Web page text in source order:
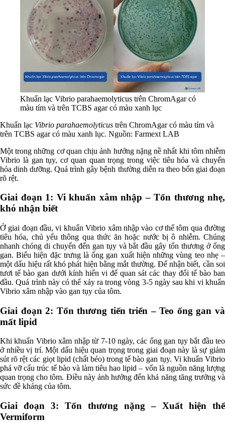
Khuẩn lạc Vibrio parahaemolyticus trên ChromAgar có
màu tím và trên TCBS agar có màu xanh lục
Khuẩn lạc Vibrio parahaemolyticus trên ChromAgar có màu tím và
trên TCBS agar có màu xanh lục. Nguồn: Farmext LAB
Một trong những cơ quan chịu ảnh hưởng nặng nề nhất khi tôm nhiễm
Vibrio là gan tụy, cơ quan quan trọng trong việc tiêu hóa và chuyển
hóa dinh dưỡng. Quá trình gây bệnh thường diễn ra theo bốn giai đoạn
rõ rệt.
Giai đoạn 1: Vi khuẩn xâm nhập – Tổn thương nhẹ,
khó nhận biết
Ở giai đoạn đầu, vi khuẩn Vibrio xâm nhập vào cơ thể tôm qua đường
tiêu hóa, chủ yếu thông qua thức ăn hoặc nước bị ô nhiễm. Chúng
nhanh chóng di chuyển đến gan tụy và bắt đầu gây tổn thương ở ống
gan. Biểu hiện đặc trưng là ống gan xuất hiện những vùng teo nhẹ –
một dấu hiệu rất khó phát hiện bằng mắt thường. Để nhận biết, cần soi
tươi tế bào gan dưới kính hiển vi để quan sát các thay đổi tế bào ban
đầu. Quá trình này có thể xảy ra trong vòng 3-5 ngày sau khi vi khuẩn
Vibrio xâm nhập vào gan tụy của tôm.
Giai đoạn 2: Tổn thương tiến triển – Teo ống gan và
mất lipid
Khi khuẩn Vibrio xâm nhập từ 7-10 ngày, các ống gan tụy bắt đầu teo
ở nhiều vị trí. Một dấu hiệu quan trọng trong giai đoạn này là sự giảm
sút rõ rệt các giọt lipid (chất béo) trong tế bào gan tụy. Vi khuẩn Vibrio
phá vỡ cấu trúc tế bào và làm tiêu hao lipid – vốn là nguồn năng lượng
quan trọng cho tôm. Điều này ảnh hưởng đến khả năng tăng trưởng và
sức đề kháng của tôm.
Giai đoạn 3: Tổn thương nặng – Xuất hiện thể
Vermiform